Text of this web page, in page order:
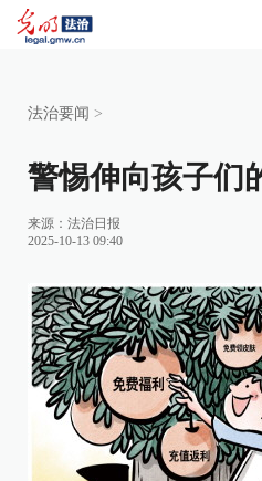
法治要闻 >
警惕伸向孩子们
来源： 法治日报
2025-10-13 09:40